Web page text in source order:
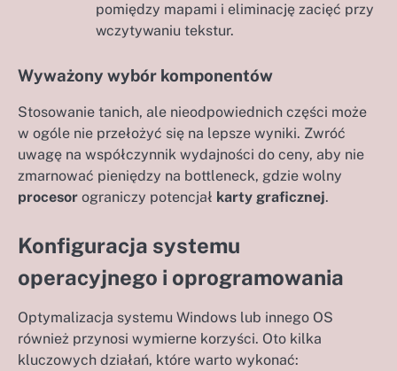
pomiędzy mapami i eliminację zacięć przy
wczytywaniu tekstur.
Wyważony wybór komponentów
Stosowanie tanich, ale nieodpowiednich części może
w ogóle nie przełożyć się na lepsze wyniki. Zwróć
uwagę na współczynnik wydajności do ceny, aby nie
zmarnować pieniędzy na bottleneck, gdzie wolny
procesor ograniczy potencjał karty graficznej.
Konfiguracja systemu
operacyjnego i oprogramowania
Optymalizacja systemu Windows lub innego OS
również przynosi wymierne korzyści. Oto kilka
kluczowych działań, które warto wykonać: